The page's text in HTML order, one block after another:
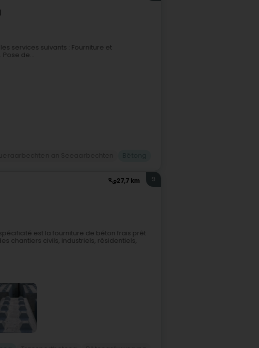
services suivants : Fourniture et
de...
27,7 km 9
est la fourniture de béton frais prêt
chantiers civils, industriels, résidentiels,